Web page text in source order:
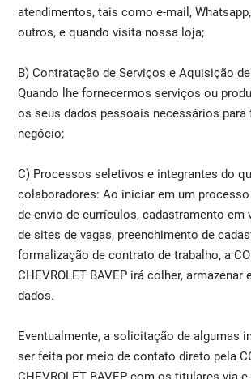
atendimentos, tais como e-mail,
outros, e quando visita nossa loja;
B) Contratação de Serviços e Aquisição
Quando lhe fornecermos serviços ou
os seus dados pessoais necessários para
negócio;
C) Processos seletivos e integrantes do
colaboradores: Ao iniciar em um
de envio de currículos, cadastramento em
de sites de vagas, preenchimento de
formalização de contrato de trabalho, a
CHEVROLET BAVEP irá colher, armazenar
dados.
Eventualmente, a solicitação de algumas
ser feita por meio de contato direto pela